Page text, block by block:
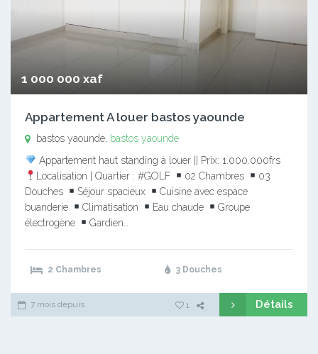
1 000 000 xaf
Appartement A louer bastos yaounde
bastos yaounde, bastos yaounde
Appartement haut standing à louer || Prix: 1.000.000frs
Localisation | Quartier : #GOLF
02 Chambres
03
Douches
Séjour spacieux
Cuisine avec espace
buanderie
Climatisation Eau chaude
Groupe
électrogène
Gardien…
2 Chambres 3 Douches
7 mois depuis 1 Détails